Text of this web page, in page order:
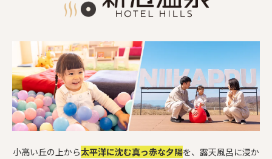
小高い丘の上から太平洋に沈む真っ赤な夕陽を、露天風呂に浸か